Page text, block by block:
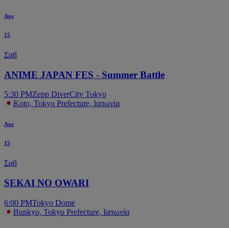
Αυγ
15
Σαβ
ANIME JAPAN FES - Summer Battle
5:30 PMZepp DiverCity Tokyo
Koto, Tokyo Prefecture, Ιαπωνία
Αυγ
15
Σαβ
SEKAI NO OWARI
6:00 PMTokyo Dome
Bunkyo, Tokyo Prefecture, Ιαπωνία